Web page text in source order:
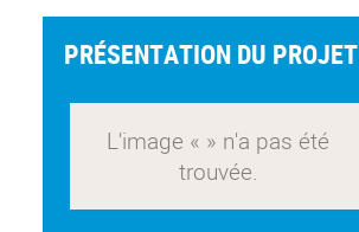
PRÉSENTATION DU PROJET